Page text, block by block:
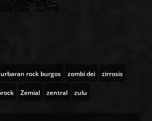
rock burgos zombi dei zirrosis
Zemial zentral zulu